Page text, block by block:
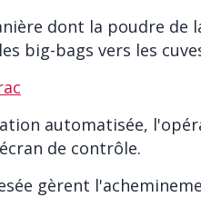
dont la poudre de
big-bags vers les
automatisée,
de contrôle.
gèrent